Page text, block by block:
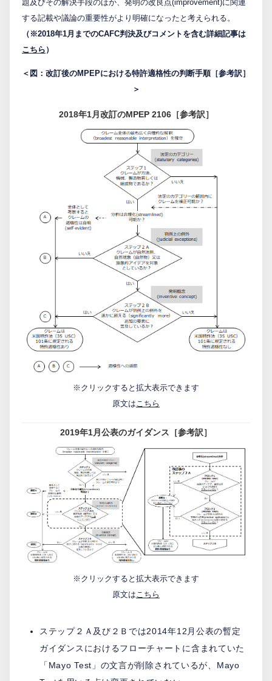
題及びその解決手段のほか、発明の改良点(improvement)に関連
する記載や議論の重要性がより明確になったと考えられる。
（※2018年1月までのCAFC判決及びコメントを含む詳細記事は
こちら ）
＜図：改訂後のMPEPにおける特許適格性の判断手順［参考訳］
＞
2018年1月改訂のMPEP 2106［参考訳］
※クリックすると拡大表示できます
原文は こちら
2019年1月公表のガイダンス［参考訳］
※クリックすると拡大表示できます
原文は こちら
ステップ２Ａ及び２Ｂでは2014年12月公表の暫定
ガイダンスにおけるフローチャートに含まれていた
「Mayo Test」の文言が削除されているが、Mayo